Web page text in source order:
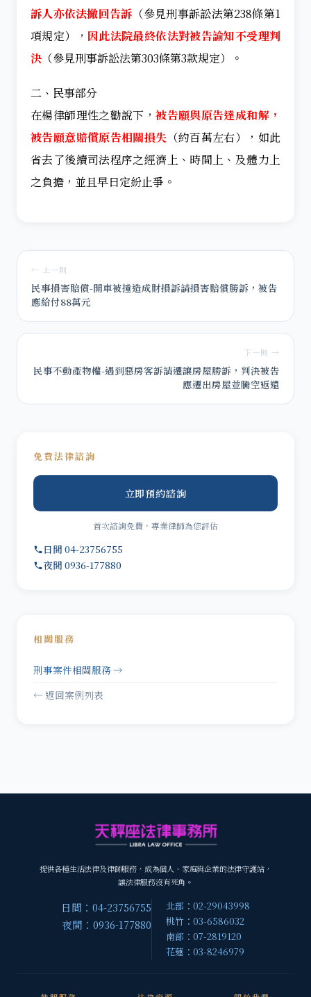
訴人亦依法撤回告訴 （參見刑事訴訟法第238條第1
項規定）， 因此法院最終依法對被告諭知不受理判
決 （參見刑事訴訟法第303條第3款規定）。
二、民事部分
在楊律師理性之勸說下，被告願與原告達成和解，
被告願意賠償原告相關損失 （約百萬左右），如此
省去了後續司法程序之經濟上、時間上、及體力上
之負擔，並且早日定紛止爭。
← 上一則
民事損害賠償-開車被撞造成財損訴請損害賠償勝訴，被告
應給付88萬元
下一則 →
民事不動產物權-遇到惡房客訴請遷讓房屋勝訴，判決被告
應遷出房屋並騰空返還
免費法律諮詢
立即預約諮詢
首次諮詢免費，專業律師為您評估
日間 04-23756755
夜間 0936-177880
相關服務
刑事案件相關服務 →
← 返回案例列表
提供各種生活法律及律師服務，成為個人、家庭與企業的法律守護站，
讓法律服務沒有死角。
日間：04-23756755
夜間：0936-177880
北部：02-29043998
桃竹：03-6586032
南部：07-2819120
花蓮：03-8246979